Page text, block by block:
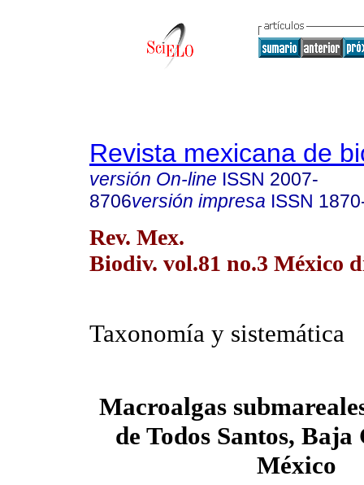
Revista mexicana de
versión On-line ISSN 2007-
8706versión impresa ISSN
Rev. Mex.
Biodiv. vol.81 no.3 México
Taxonomía y sistemática
Macroalgas
de Todos Santos,
México